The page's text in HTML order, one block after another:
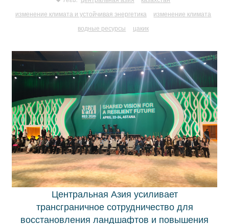
изменение климата и устойчивая энергетика
изменение климата
водные ресурсы
цакик
Центральная Азия усиливает
трансграничное сотрудничество для
восстановления ландшафтов и повышения